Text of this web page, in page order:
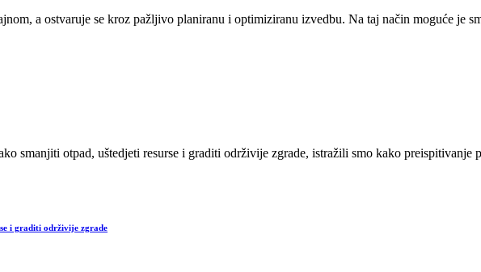
a ostvaruje se kroz pažljivo planiranu i optimiziranu izvedbu. Na taj način moguće je
smanjiti otpad, uštedjeti resurse i graditi održivije zgrade, istražili smo kako preispitivanje
i graditi održivije zgrade